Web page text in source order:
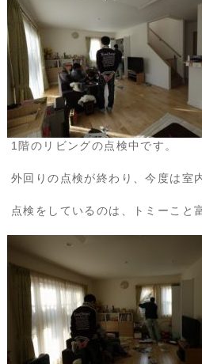
1階のリビングの点検中です。
外回りの点検が終わり、今度は室
点検をしているのは、トミーこと